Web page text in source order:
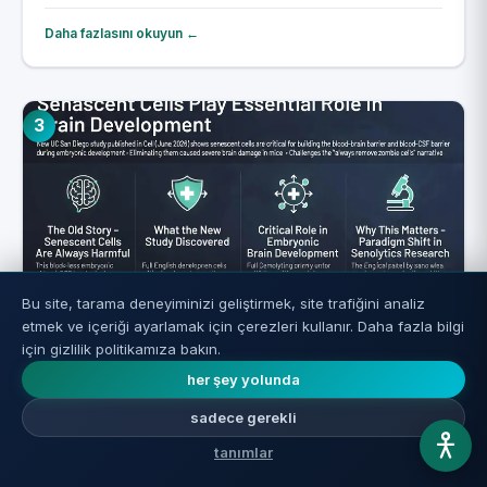
Daha fazlasını okuyun ←
3
Beyindeki Zombi Hücreler: Neden
Hepsini Basitçe Yok Etmek Yasak
Daha fazlasını okuyun ←
Bu site, tarama deneyiminizi geliştirmek, site trafiğini analiz
etmek ve içeriği ayarlamak için çerezleri kullanır. Daha fazla bilgi
için gizlilik politikamıza bakın.
her şey yolunda
sadece gerekli
tanımlar